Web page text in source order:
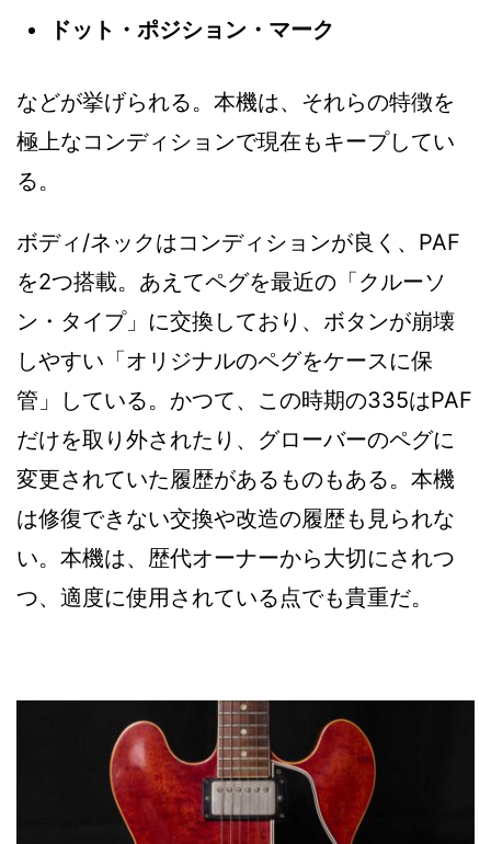
ドット・ポジション・マーク
などが挙げられる。本機は、それらの特徴を
極上なコンディションで現在もキープしてい
る。
ボディ/ネックはコンディションが良く、PAF
を2つ搭載。あえてペグを最近の「クルーソ
ン・タイプ」に交換しており、ボタンが崩壊
しやすい「オリジナルのペグをケースに保
管」している。かつて、この時期の335はPAF
だけを取り外されたり、グローバーのペグに
変更されていた履歴があるものもある。本機
は修復できない交換や改造の履歴も見られな
い。本機は、歴代オーナーから大切にされつ
つ、適度に使用されている点でも貴重だ。